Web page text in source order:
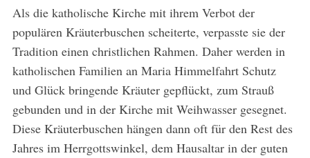
Als die katholische Kirche mit ihrem Verbot der
populären Kräuterbuschen scheiterte, verpasste sie der
Tradition einen christlichen Rahmen. Daher werden in
katholischen Familien an Maria Himmelfahrt Schutz
und Glück bringende Kräuter gepflückt, zum Strauß
gebunden und in der Kirche mit Weihwasser gesegnet.
Diese Kräuterbuschen hängen dann oft für den Rest des
Jahres im Herrgottswinkel, dem Hausaltar in der guten